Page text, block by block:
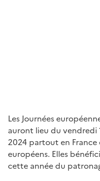
Les Journées
auront lieu du vendredi
2024 partout en
européens. Elles
cette année du